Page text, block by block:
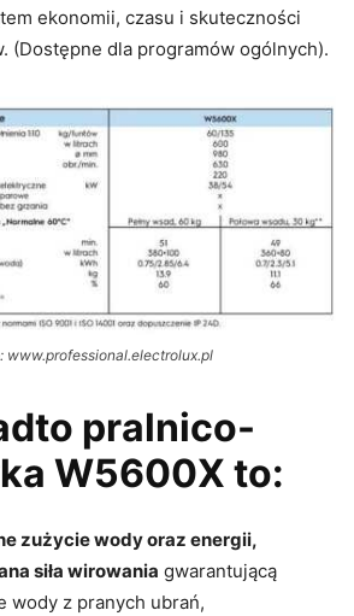
ekonomii, czasu i skuteczności
(Dostępne dla programów ogólnych).
www.professional.electrolux.pl
pralnico-
W5600X to:
zużycie wody oraz energii,
siła wirowania gwarantującą
wody z pranych ubrań,